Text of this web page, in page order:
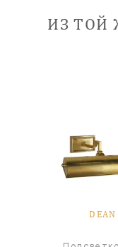
ИЗ ТОЙ
DEAN